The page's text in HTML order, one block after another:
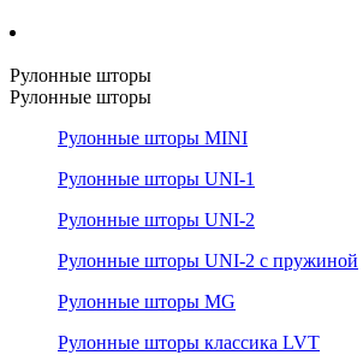
Рулонные шторы
Рулонные шторы
Рулонные шторы MINI
Рулонные шторы UNI-1
Рулонные шторы UNI-2
Рулонные шторы UNI-2 с пружиной
Рулонные шторы MG
Рулонные шторы классика LVT